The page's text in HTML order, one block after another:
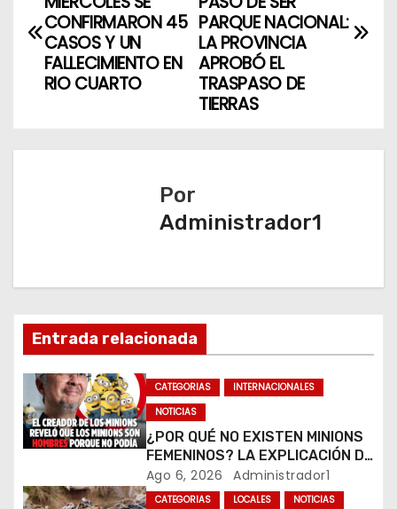
v
a
d
e
e
n
t
PARQUE NACIONAL:
LA PROVINCIA
APROBÓ EL
TRASPASO DE
TIERRAS
CONFIRMARON 45
CASOS Y UN
FALLECIMIENTO EN
RIO CUARTO
Por
Administrador1
Entrada relacionada
CATEGORIAS
INTERNACIONALES
NOTICIAS
¿POR QUÉ NO EXISTEN MINIONS
FEMENINOS? LA EXPLICACIÓN DE
SU CREADOR QUE VOLVIÓ A
VIRALIZARSE
Ago 6, 2026 Administrador1
CATEGORIAS LOCALES NOTICIAS